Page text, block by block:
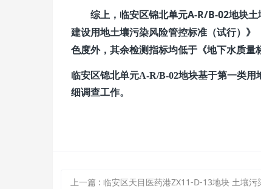
综上， 临安区锦北单元A-R/B-02地块土
建设用地土壤污染风险管控标准（试行）》
色度外，其余检测指标均低于《地下水质量
临安区锦北单元A-R/B-02地块基于第一类用
细调查工作。
上一篇 : 临安区天目医药港ZX11-D-13地块 土壤污染状况调